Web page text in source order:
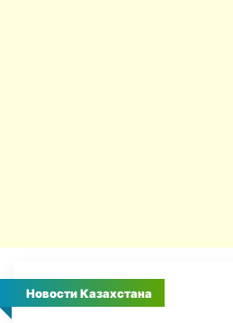
Новости Казахстана